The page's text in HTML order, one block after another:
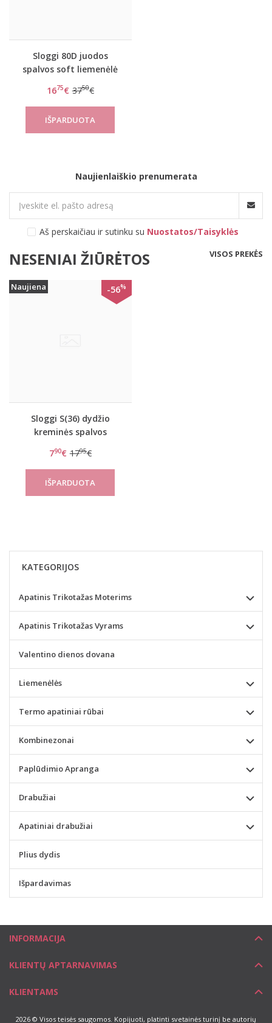
Sloggi 80D juodos
spalvos soft liemenėlė
1675€ 3750€
Naujienlaiškio prenumerata
Aš perskaičiau ir sutinku su Nuostatos/Taisyklės
NESENIAI ŽIŪRĖTOS VISOS PREKĖS
Naujiena -56%
Sloggi S(36) dydžio
kreminės spalvos
kelnaitės Zero Lace
Hipster
790€ 1795€
KATEGORIJOS
Apatinis Trikotažas Moterims
Apatinis Trikotažas Vyrams
Valentino dienos dovana
Liemenėlės
Termo apatiniai rūbai
Kombinezonai
Paplūdimio Apranga
Drabužiai
Apatiniai drabužiai
Plius dydis
Išpardavimas
INFORMACIJA
KLIENTŲ APTARNAVIMAS
KLIENTAMS
2026 © Visos teisės saugomos. Kopijuoti, platinti svetainės turinį be autorių